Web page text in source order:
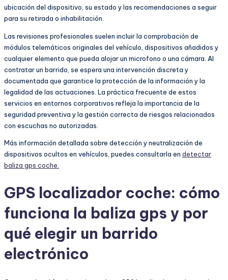
ubicación del dispositivo, su estado y las recomendaciones a seguir
para su retirada o inhabilitación.
Las revisiones profesionales suelen incluir la comprobación de
módulos telemáticos originales del vehículo, dispositivos añadidos y
cualquier elemento que pueda alojar un microfono o una cámara. Al
contratar un barrido, se espera una intervención discreta y
documentada que garantice la protección de la información y la
legalidad de las actuaciones. La práctica frecuente de estos
servicios en entornos corporativos refleja la importancia de la
seguridad preventiva y la gestión correcta de riesgos relacionados
con escuchas no autorizadas.
Más información detallada sobre detección y neutralización de
dispositivos ocultos en vehículos, puedes consultarla en detectar
baliza gps coche.
GPS localizador coche: cómo
funciona la baliza gps y por
qué elegir un barrido
electrónico